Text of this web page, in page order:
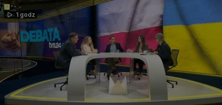
1 godz